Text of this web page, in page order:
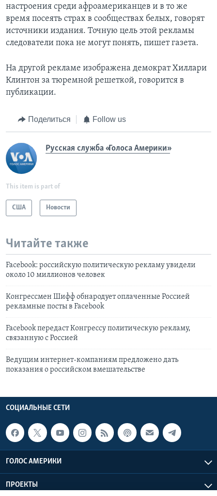
настроения среди афроамериканцев и в то же
время посеять страх в сообществах белых, говорят
источники издания. Точную цель этой рекламы
следователи пока не могут понять, пишет газета.
На другой рекламе изображена демократ Хиллари
Клинтон за тюремной решеткой, говорится в
публикации.
Поделиться Follow us
Русская служба «Голоса Америки»
This item is part of
США Новости
Читайте также
Facebook: российскую политическую рекламу увидели
около 10 миллионов человек
Конгрессмен Шифф обнародует оплаченные Россией
рекламные посты в Facebook
Facebook передаст Конгрессу политическую рекламу,
связанную с Россией
Ведущим интернет-компаниям предложено дать
показания о российском вмешательстве
СОЦИАЛЬНЫЕ СЕТИ
ГОЛОС АМЕРИКИ
ПРОЕКТЫ